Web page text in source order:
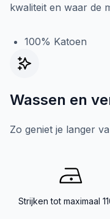
kwaliteit en waar de
100% Katoen
Wassen en
Zo geniet je langer
Strijken tot maximaal